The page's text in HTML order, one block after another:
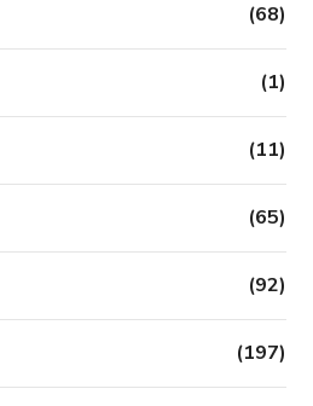
(68)
(1)
(11)
(65)
(92)
(197)